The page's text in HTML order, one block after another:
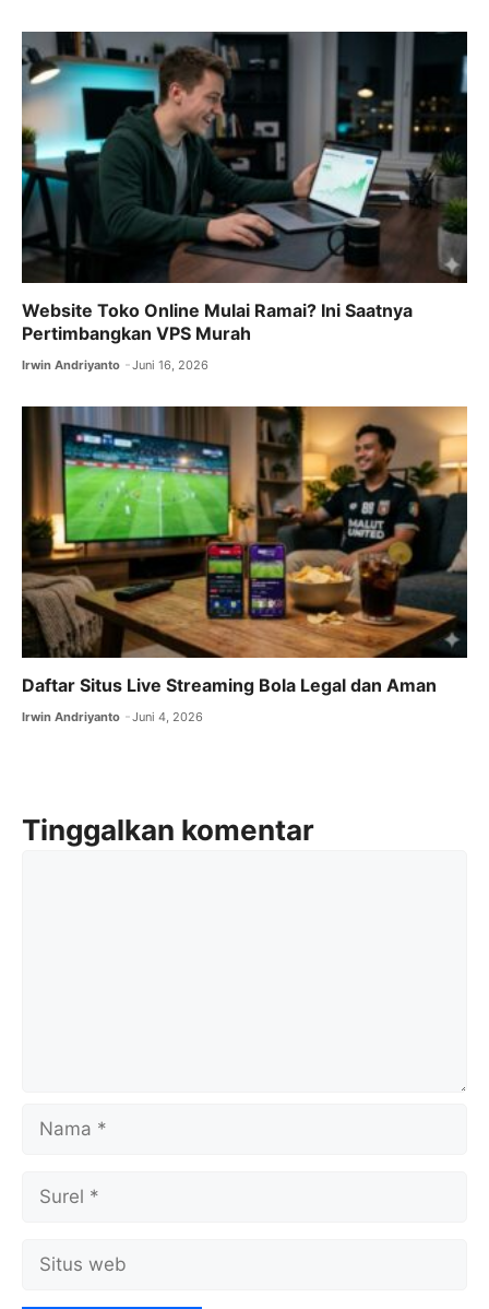
Website Toko Online Mulai Ramai? Ini Saatnya
Pertimbangkan VPS Murah
Irwin Andriyanto Juni 16, 2026
Daftar Situs Live Streaming Bola Legal dan Aman
Irwin Andriyanto Juni 4, 2026
Tinggalkan komentar
web